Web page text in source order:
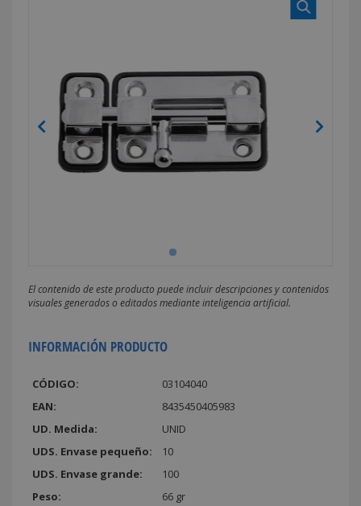
El contenido de este producto puede incluir descripciones y contenidos
visuales generados o editados mediante inteligencia artificial.
INFORMACIÓN PRODUCTO
CÓDIGO:
03104040
EAN:
8435450405983
UD. Medida:
UNID
UDS. Envase pequeño:
10
UDS. Envase grande:
100
Peso:
66 gr